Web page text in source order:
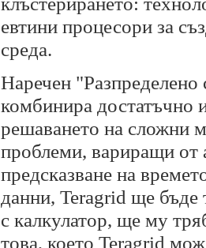
евтини процесори за
среда.
Наречен
комбинира достатъчно
решаването на сложни
проблеми, вариращи от
предсказване на
данни, Teragrid ще
с калкулатор, ще му
това, което Teragrid